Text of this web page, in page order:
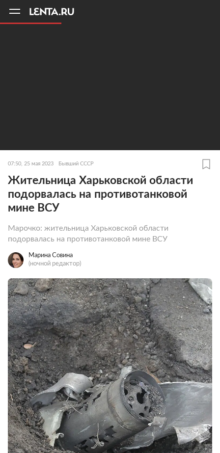
07:50, 25 мая 2023 Бывший СССР
Жительница Харьковской области
подорвалась на противотанковой
мине ВСУ
Марочко: жительница Харьковской области
подорвалась на противотанковой мине ВСУ
Марина Совина
(ночной редактор)